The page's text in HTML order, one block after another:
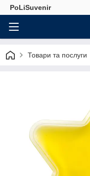
PoLiSuvenir
Товари та послуги